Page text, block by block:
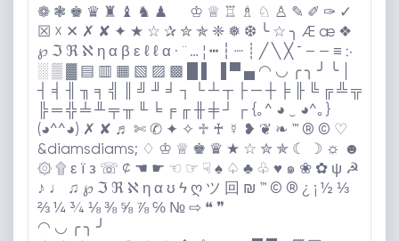
❁ ❃ ♚ ♛ ♜ ♝ ♞ ♟ ♔ ♕ ♖ ♗ ♘ ♙ ✎ ✐ ✑ ✓
☒ ☓ ✕ ✗ ✘ ✦ ★ ☆ ✰ ✮ ✯ ❈ ❅ ❆ ╰ ☆ ╮ Æ æ ❖
℘ ℑ ℜ ℵ η α β ε ℓ ℓ α · ¨ … ¦ ┅ ┆ ┈ ┊ ╱ ╲ ╳ ¯ – — ≡ ჻
░ ▒ ▓ ▤ ▥ ▦ ▧ ▨ ▩ █ ▌ ▐ ▀ ▄ ◠ ◡ ╭ ╮ ╯ ╰ │
┤ ╡ ╢ ╖ ╕ ╣ ║ ╝ ╜ ╛ ┐ └ ┴ ┬ ├ ─ ┼ ╞ ╟ ╚ ╔ ╩ ╦
╠ ═ ╬ ╧ ╨ ╤ ╥ ╙ ╘ ╒ ╓ ╫ ╪ ┘ ┌ {｡^ ◕ ‿ ◕^｡}
(◕^^◕) ✗ ✘ ♬ ✄ ✆ ✦ ✧ ♱ ♰ ☿ ❥ ❦ ❧ ™️ ®️ ©️ ♡
&diamsdiams; ♢ ♔ ♕ ♚ ♛ ★ ☆ ✮ ✯ ☾ ☽ ☼ ☻
۞ ۩ ε ї з ☏ ¢ ☚ ☛ ☜ ☞ ☟ ♠️ ♤ ♣️ ♧ ♥️ ๑ ❀ ✿ ψ ☭
♪ ♩ ♫ ℘ ℑ ℜ ℵ η α ʊ ϟ ღ ツ 回 ₪ ™️ ©️ ®️ ¿ ¡ ½ ⅓
⅔ ¼ ¾ ⅛ ⅜ ⅝ ⅞ ℅ № ⇨ ❝ ❞
◠ ◡ ╭ ╮ ╯